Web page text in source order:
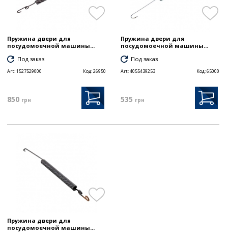
Пружина двери для
посудомоечной машины...
Под заказ
Art:1527529000 Код:26950
850 грн
Пружина двери для
посудомоечной машины...
Под заказ
Art:4055439253 Код:65000
535 грн
Пружина двери для
посудомоечной машины...